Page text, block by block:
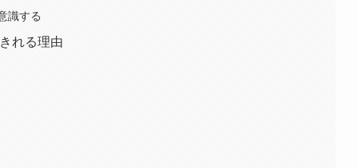
識する
れる理由